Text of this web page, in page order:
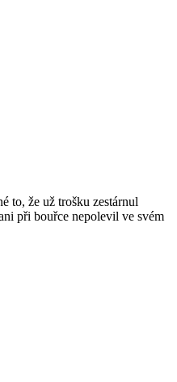
to, že už trošku zestárnul
při bouřce nepolevil ve svém